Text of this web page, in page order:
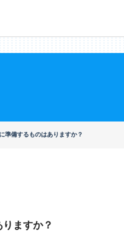
準備するものはありますか？
ますか？